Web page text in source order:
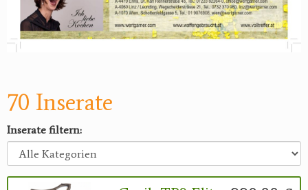
70 Inserate
Inserate filtern: